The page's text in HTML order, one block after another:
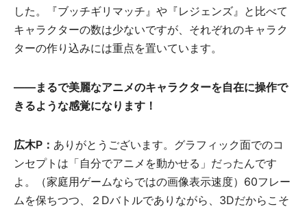
した。『ブッチギリマッチ』や『レジェンズ』と比べて
キャラクターの数は少ないですが、それぞれのキャラク
ターの作り込みには重点を置いています。
――まるで美麗なアニメのキャラクターを自在に操作で
きるような感覚になります！
広木P： ありがとうございます。グラフィック面でのコ
ンセプトは「自分でアニメを動かせる」だったんです
よ。（家庭用ゲームならではの画像表示速度）60フレー
ムを保ちつつ、２Dバトルでありながら、3Dだからこそ